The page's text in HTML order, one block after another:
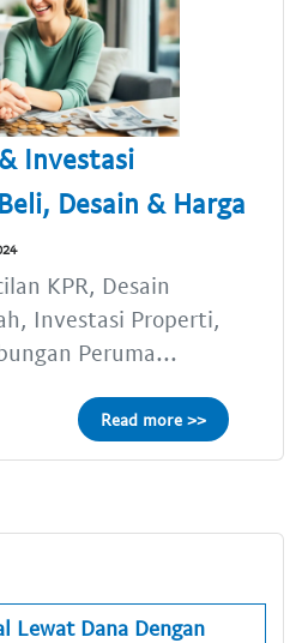
Investasi
Desain & Harga
KPR, Desain
Investasi Properti,
Peruma...
Read more >>
Lewat Dana Dengan